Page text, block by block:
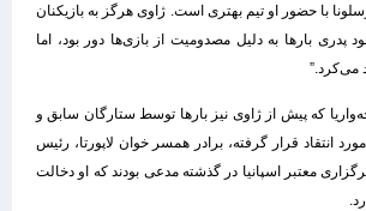
با حضور او تیم بهتری است. ژاوی هرگز به بازیکنان
بارها به دلیل مصدومیت از بازی‌ها دور بود، اما
که پیش از ژاوی نیز بارها توسط ستارگان سابق و
انتقاد قرار گرفته، برادر همسر خوان لاپورتا، رئیس
معتبر اسپانیا در گذشته مدعی بودند که او دخالت